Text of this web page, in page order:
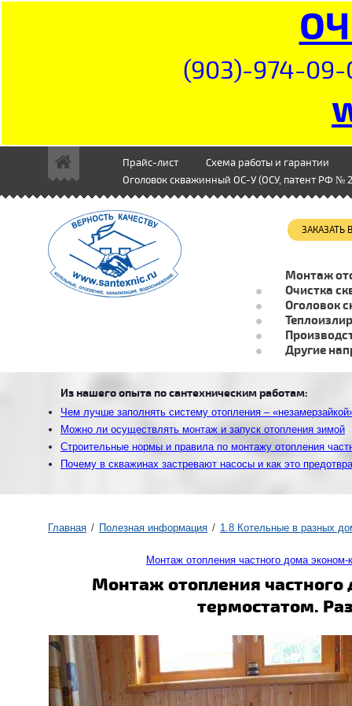
(903)-974-09-
Главная Полезная информация 1.8 Котельные в разных
Монтаж отопления частного дома
Монтаж отопления
термостатом.
Прайс-лист
Схема работы и гарантии
Оголовок скважинный ОС-У (ОСУ, патент РФ №
Монтаж
Очистка
Оголовок
Другие
Из нашего опыта по сантехническим работам:
Чем лучше заполнять систему отопления –
Можно ли осуществлять монтаж и запуск отопления зимой
Строительные нормы и правила по монтажу отопления
Почему в скважинах застревают насосы и как это